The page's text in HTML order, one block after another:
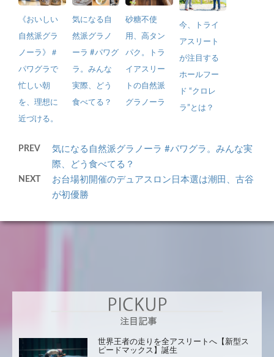
《おいしい
自然派グラ
ノーラ》＃
パワグラで
忙しい朝
を、理想に
近づける。
気になる自
然派グラノ
ーラ #パワグ
ラ。みんな
実際、どう
食べてる？
砂糖不使
用、高タン
パク。トラ
イアスリー
トの自然派
グラノーラ
今、トライ
アスリート
が注目する
ホールフー
ド “クロレ
ラ”とは？
PREV
気になる自然派グラノーラ #パワグラ。みんな実
際、どう食べてる？
NEXT
お台場初開催のデュアスロン日本選は潮田、古谷
が初優勝
世界王者の走りを全アスリートへ【新型ス
ピードマックス】誕生